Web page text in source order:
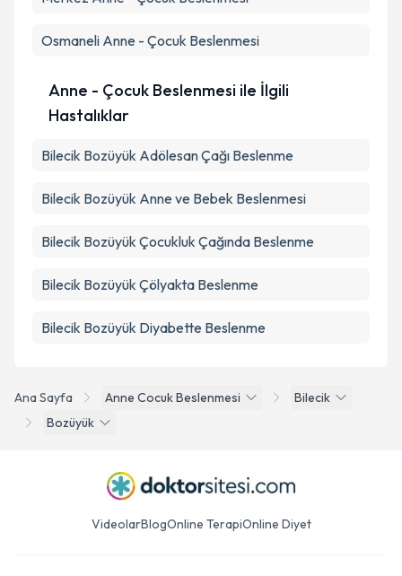
Ana Sayfa Anne Cocuk Beslenmesi
Bilecik
Bozüyük
Osmaneli Anne - Çocuk Beslenmesi
Anne - Çocuk Beslenmesi ile İlgili
Hastalıklar
Bilecik Bozüyük Adölesan Çağı Beslenme
Bilecik Bozüyük Anne ve Bebek Beslenmesi
Bilecik Bozüyük Çocukluk Çağında Beslenme
Bilecik Bozüyük Çölyakta Beslenme
Bilecik Bozüyük Diyabette Beslenme
VideolarBlogOnline TerapiOnline Diyet